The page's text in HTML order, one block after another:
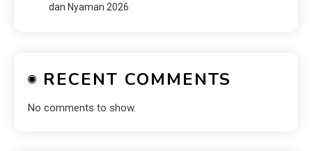
dan Nyaman 2026
RECENT COMMENTS
No comments to show.